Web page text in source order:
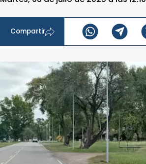
Compartir